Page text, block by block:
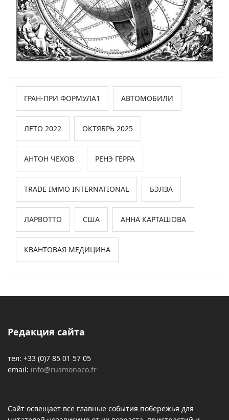
ГРАН-ПРИ ФОРМУЛА1 АВТОМОБИЛИ
ЛЕТО 2022 ОКТЯБРЬ 2025
АНТОН ЧЕХОВ РЕНЭ ГЕРРА
TRADE IMMO INTERNATIONAL БЭЛЗА
ЛАРВОТТО США АННА КАРТАШОВА
КВАНТОВАЯ МЕДИЦИНА
Редакция сайта
тел: +33 (0)7 85 01 57 05
email: info@rusmonaco.fr
Сайт освещает все главные события побережья для